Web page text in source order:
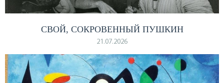
СВОЙ, СОКРОВЕННЫЙ ПУШКИН
21.07.2026